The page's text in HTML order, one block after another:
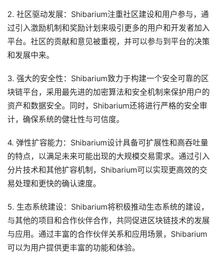
2. 社区驱动发展：Shibarium注重社区建设和用户参与，通
过引入激励机制和奖励计划来吸引更多的用户和开发者加入
平台。社区的贡献和意见被重视，并可以参与到平台的决策
和发展中来。
3. 强大的安全性：Shibarium致力于构建一个安全可靠的区
块链平台，采用最先进的加密算法和安全机制来保护用户的
资产和数据安全。同时，Shibarium还将进行严格的安全审
计，确保系统的健壮性与可信度。
4. 弹性扩容能力：Shibarium设计具备可扩展性和高吞吐量
的特点，以满足未来可能出现的大规模交易需求。通过引入
分片技术和其他扩容机制，Shibarium可以实现更高效的交
易处理和更快的确认速度。
5. 生态系统建设：Shibarium将积极推动生态系统的建设，
与其他的项目和合作伙伴合作，共同促进区块链技术的发展
与应用。通过丰富的合作伙伴关系和应用场景，Shibarium
可以为用户提供更丰富的功能和体验。